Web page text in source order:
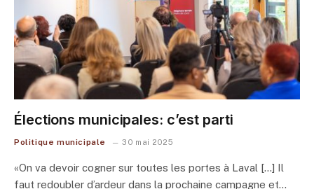
Élections municipales: c’est parti
Politique municipale 30 mai 2025
«On va devoir cogner sur toutes les portes à Laval […] Il
faut redoubler d’ardeur dans la prochaine campagne et…